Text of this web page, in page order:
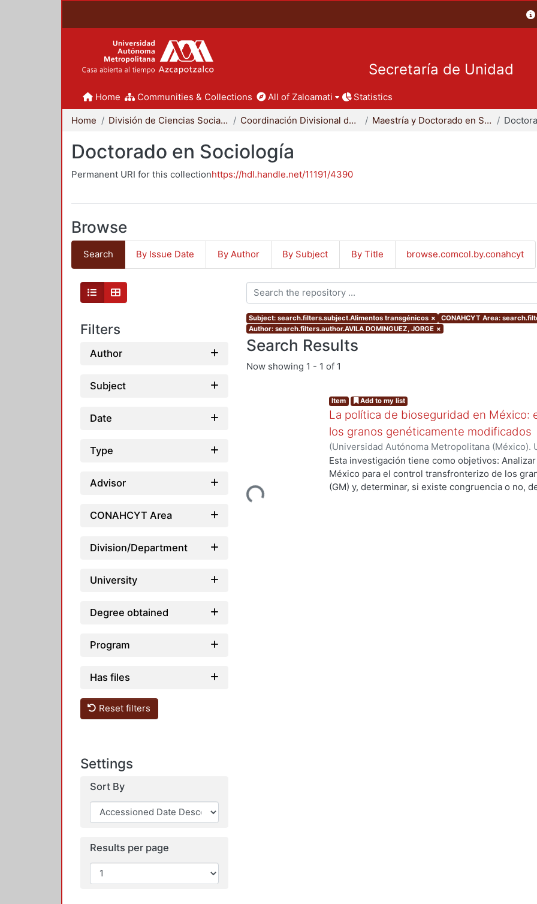
Secretaría de Unidad
Home Communities & Collections All of Zaloamati Statistics
Home División de Ciencias Sociales y Humanidades Coordinación Divisional de Posgrado Maestría y Doctorado en Sociología
Doctorado en Sociología
Permanent URI for this collectionhttps://hdl.handle.net/11191/4390
Browse
Search By Issue Date By Author By Subject By Title browse.comcol.by.conahcyt
Filters
Author
Subject
Date
Type
Advisor
CONAHCYT Area
Division/Department
University
Degree obtained
Program
Has files
Reset filters
Settings
Sort By
Results per page
Subject: search.filters.subject.Alimentos transgénicos × CONAHCYT Area:
Author: search.filters.author.AVILA DOMINGUEZ, JORGE ×
Search Results
Now showing 1 - 1 of 1
Loading...
Item Add to my list
La política de bioseguridad en
los granos genéticamente modificados
(Universidad Autónoma Metropolitana (México).
de Servicios de Información.,2013-10-30)
Esta investigación tiene como objetivos:
México para el control transfronterizo de los
(GM) y, determinar, si existe congruencia o no,